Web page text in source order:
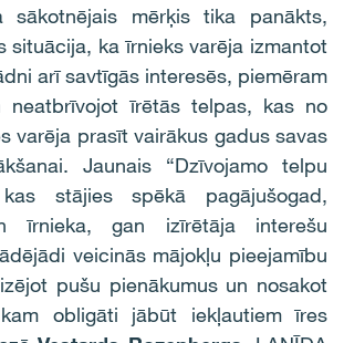
sākotnējais mērķis tika panākts,
situācija, ka īrnieks varēja izmantot
arī savtīgās interesēs, piemēram
neatbrīvojot īrētās telpas, kas no
varēja prasīt vairākus gadus savas
Jaunais “Dzīvojamo telpu
stājies spēkā pagājušogad,
īrnieka, gan izīrētāja interešu
veicinās mājokļu pieejamību
pušu pienākumus un nosakot
obligāti jābūt iekļautiem īres